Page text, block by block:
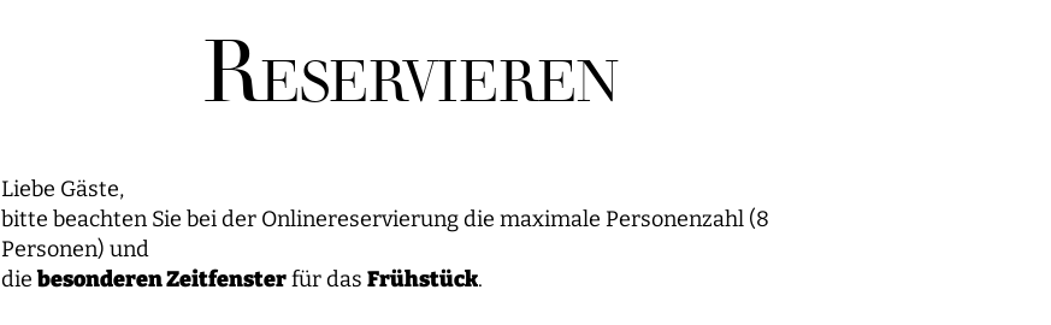
RESERVIEREN
Liebe Gäste,
bitte beachten Sie bei der Onlinereservierung die maximale Personenzahl (8
Personen) und
diebesonderen Zeitfensterfür das Frühstück.